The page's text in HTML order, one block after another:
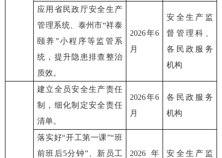
应用省民政厅安全生产
管理系统、泰州市“祥泰
颐养”小程序等监管系
统，提升隐患排查整治
质效。
2026年6
月
安全生产监
督管理科、
各民政服务
机构
建立全员安全生产责任
制，细化制定安全责任
清单。
2026年6
月
各民政服务
机构
落实好“开工第一课”“班
前班后5分钟”、新员工
2026年
安全生产监